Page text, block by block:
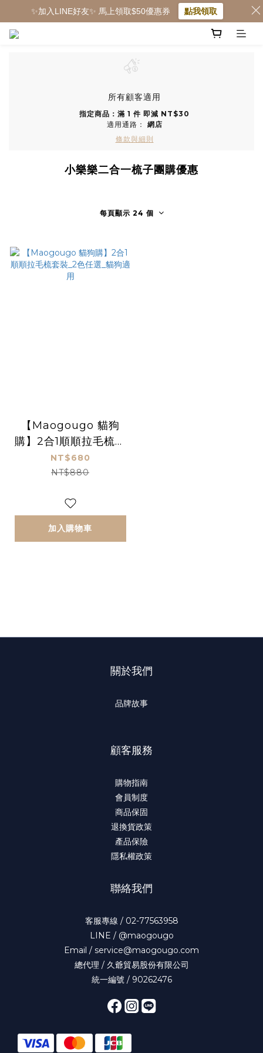
所有顧客適用
指定商品：滿 1 件 即減 NT$30
適用通路： 網店
條款與細則
小樂樂二合一梳子團購優惠
每頁顯示 24 個
【Maogougo 貓狗
購】2合1順順拉毛梳套
裝_2色任選_貓狗適用
NT$680
NT$880
加入購物車
關於我們
品牌故事
顧客服務
購物指南
會員制度
商品保固
退換貨政策
產品保險
隱私權政策
聯絡我們
客服專線 / 02-77563958
LINE / @maogougo
Email / service@maogougo.com
總代理 / 久爺貿易股份有限公司
統一編號 / 90262476
✨加入LINE好友✨ 馬上領取$50優惠券 點我領取